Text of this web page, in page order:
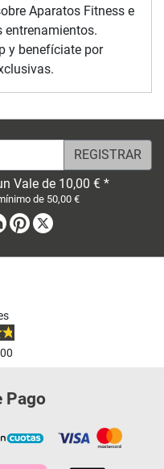
Aparatos Fitness e
entrenamientos.
y benefíciate por
Vale de 10,00 € *
de 50,00 €
LinkedinPinterest
Pago